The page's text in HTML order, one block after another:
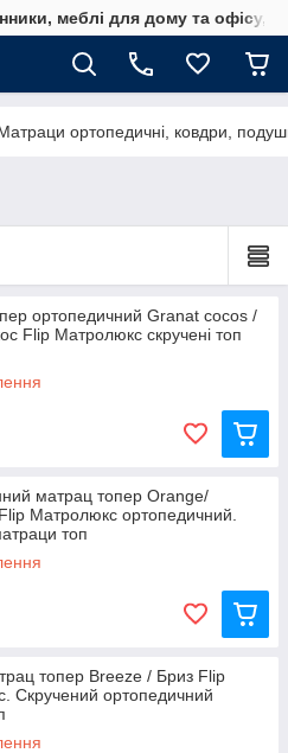
меблі для дому та офісу,
ортопедичні, ковдри,
ортопедичний Granat cocos /
Flip Матролюкс скручені топ
матрац топер Orange/
Матролюкс ортопедичний.
топ
топер Breeze / Бриз Flip
Скручений ортопедичний